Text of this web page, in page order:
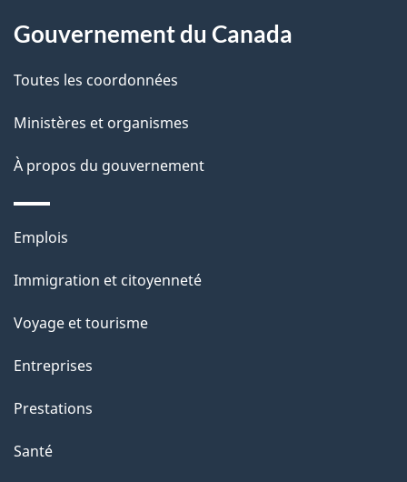
l
p
a
g
e
Gouvernement du Canada
Toutes les coordonnées
Ministères et organismes
À propos du gouvernement
Thèmes
sujets
Emplois
Immigration et citoyenneté
Voyage et tourisme
Entreprises
Prestations
Santé